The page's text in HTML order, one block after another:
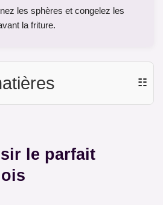
les sphères et congelez les
la friture.
☷
le parfait